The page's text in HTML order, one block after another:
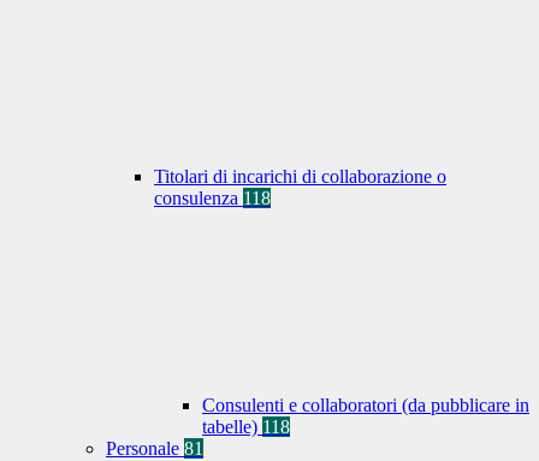
Titolari di incarichi di collaborazione o
consulenza 118
Consulenti e collaboratori (da pubblicare in
tabelle) 118
Personale 81